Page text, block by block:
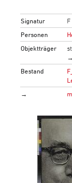
Signatur
Personen
Objektträger
Bestand
→